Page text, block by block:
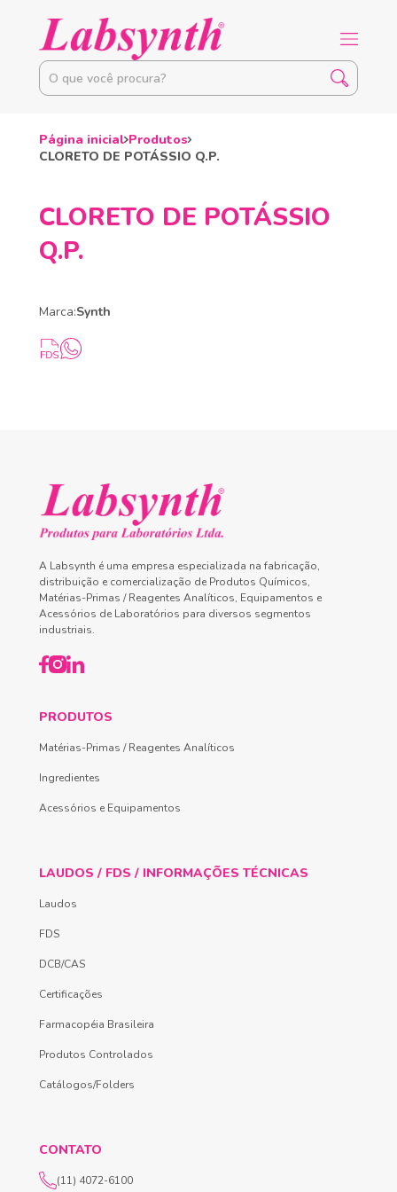
Página inicial Produtos
CLORETO DE POTÁSSIO Q.P.
CLORETO DE POTÁSSIO
Q.P.
Marca:Synth
A Labsynth é uma empresa especializada na fabricação,
distribuição e comercialização de Produtos Químicos,
Matérias-Primas / Reagentes Analíticos, Equipamentos e
Acessórios de Laboratórios para diversos segmentos
industriais.
PRODUTOS
Matérias-Primas / Reagentes Analíticos
Ingredientes
Acessórios e Equipamentos
LAUDOS / FDS / INFORMAÇÕES TÉCNICAS
Laudos
FDS
DCB/CAS
Certificações
Farmacopéia Brasileira
Produtos Controlados
Catálogos/Folders
CONTATO
(11) 4072-6100